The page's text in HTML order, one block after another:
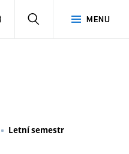
MENU
PŘIHLÁŠENÍ
Letní semestr